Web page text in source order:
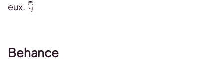
eux. 👇
Behance